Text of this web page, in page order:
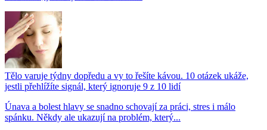
Tělo varuje týdny dopředu a vy to řešíte kávou. 10 otázek ukáže,
jestli přehlížíte signál, který ignoruje 9 z 10 lidí
Únava a bolest hlavy se snadno schovají za práci, stres i málo
spánku. Někdy ale ukazují na problém, který...